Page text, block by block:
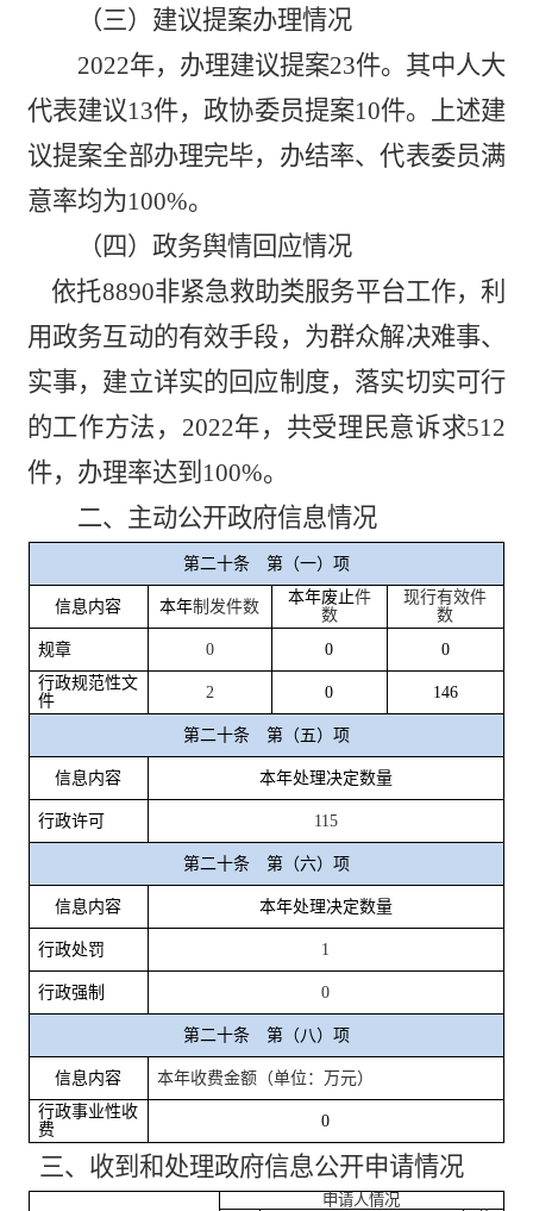
（三）建议提案办理情况
2022年，办理建议提案23件。其中人大
代表建议13件，政协委员提案10件。上述建
议提案全部办理完毕，办结率、代表委员满
意率均为100%。
（四）政务舆情回应情况
依托8890非紧急救助类服务平台工作，利
用政务互动的有效手段，为群众解决难事、
实事，建立详实的回应制度，落实切实可行
的工作方法， 2022年，共受理民意诉求512
件，办理率达到 100%。
二、主动公开政府信息情况
第二十条 第（一）项
信息内容 本年制发件数
本年废止件
数
现行有效件
数
规章
0 0
0
行政规范性文
件
2 0 146
第二十条 第（五）项
信息内容 本年处理决定数量
行政许可 115
第二十条 第（六）项
信息内容 本年处理决定数量
行政处罚 1
行政强制 0
第二十条 第（八）项
信息内容
本年收费金额（单位：万元）
行政事业性收
费
0
三、收到和处理政府信息公开申请情况
申请人情况